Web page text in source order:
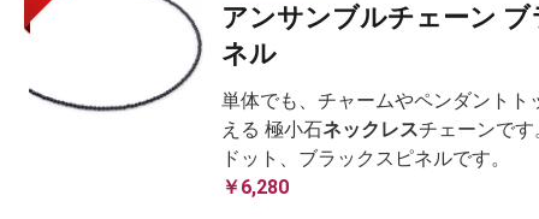
アンサンブルチェーン
ネル
単体でも、チャームやペンダントト
える 極小石ネックレスチェーンで
ドット、ブラックスピネルです。
￥6,280